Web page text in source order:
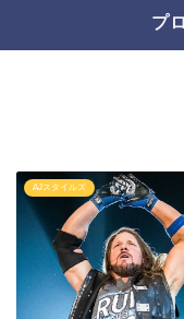
プ
AJスタイルズ